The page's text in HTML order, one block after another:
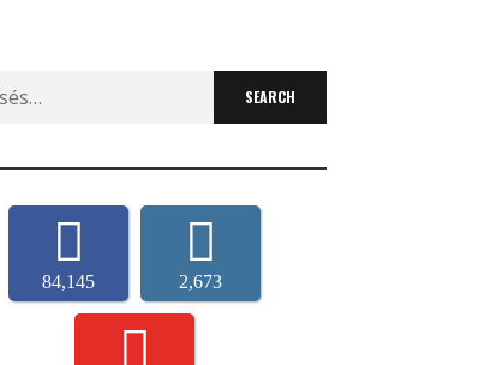
84,145 2,673